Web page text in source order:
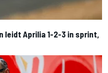
leidt Aprilia 1-2-3 in sprint,